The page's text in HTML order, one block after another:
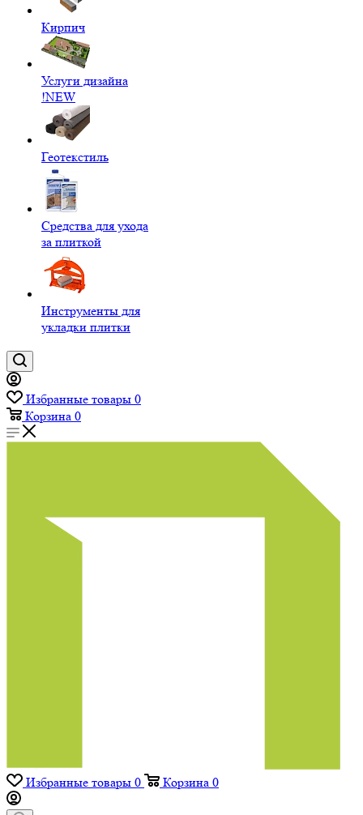
Кирпич
Услуги дизайна
!NEW
Геотекстиль
Средства для ухода
за плиткой
Инструменты для
укладки плитки
Избранные товары 0
Корзина 0
Избранные товары 0 Корзина 0